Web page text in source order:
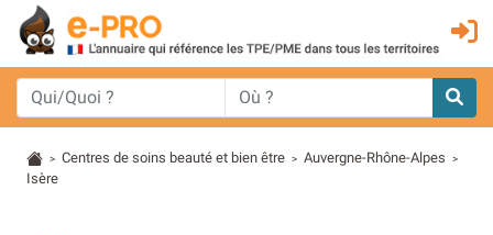
> Centres de soins beauté et bien être > Auvergne-Rhône-Alpes >
Isère